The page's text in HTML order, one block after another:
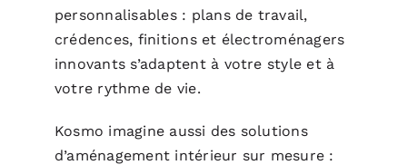
personnalisables : plans de travail,
crédences, finitions et électroménagers
innovants s’adaptent à votre style et à
votre rythme de vie.
Kosmo imagine aussi des solutions
d’aménagement intérieur sur mesure :